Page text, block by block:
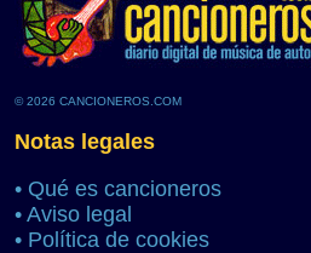
© 2026 CANCIONEROS.COM
Notas legales
• Qué es cancioneros
• Aviso legal
• Política de cookies